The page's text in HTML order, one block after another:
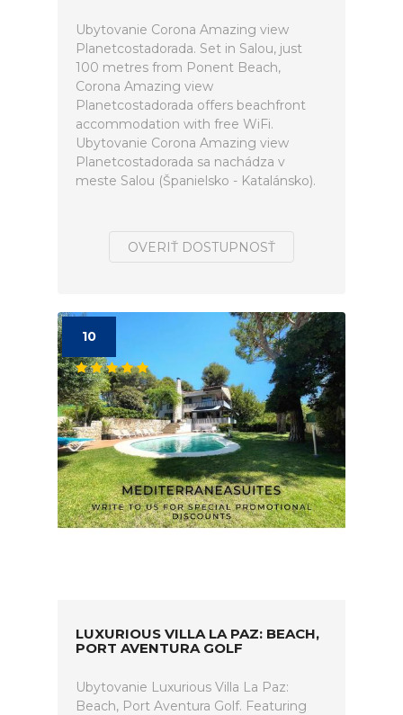
Ubytovanie Corona Amazing view
Planetcostadorada. Set in Salou, just
100 metres from Ponent Beach,
Corona Amazing view
Planetcostadorada offers beachfront
accommodation with free WiFi.
Ubytovanie Corona Amazing view
Planetcostadorada sa nachádza v
meste Salou (Španielsko - Katalánsko).
OVERIŤ DOSTUPNOSŤ
10
LUXURIOUS VILLA LA PAZ: BEACH,
PORT AVENTURA GOLF
Ubytovanie Luxurious Villa La Paz:
Beach, Port Aventura Golf. Featuring